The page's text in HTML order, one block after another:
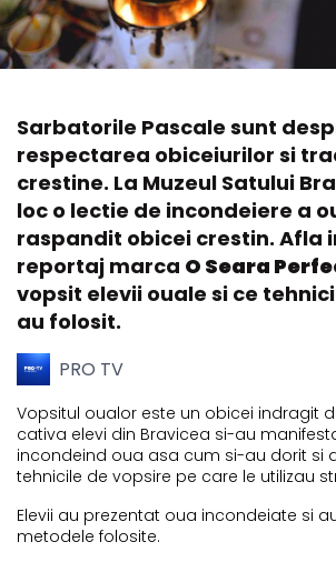
Sarbatorile Pascale sunt
respectarea obiceiurilor si
crestine. La Muzeul Satului
loc o lectie de incondeiere a
raspandit obicei crestin. Afla
reportaj marca O Seara
vopsit elevii ouale si ce
au folosit.
PRO TV
Vopsitul oualor este un obicei indragit
cativa elevi din Bravicea si-au
incondeind oua asa cum si-au dorit si
tehnicile de vopsire pe care le utilizau
Elevii au prezentat oua incondeiate si
metodele folosite.